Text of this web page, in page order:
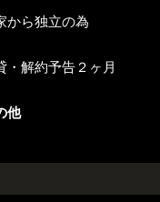
から独立の為
・解約予告２ヶ月
他